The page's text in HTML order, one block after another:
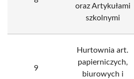
oraz Artykułami
szkolnymi
9
Hurtownia art.
papierniczych,
biurowych i